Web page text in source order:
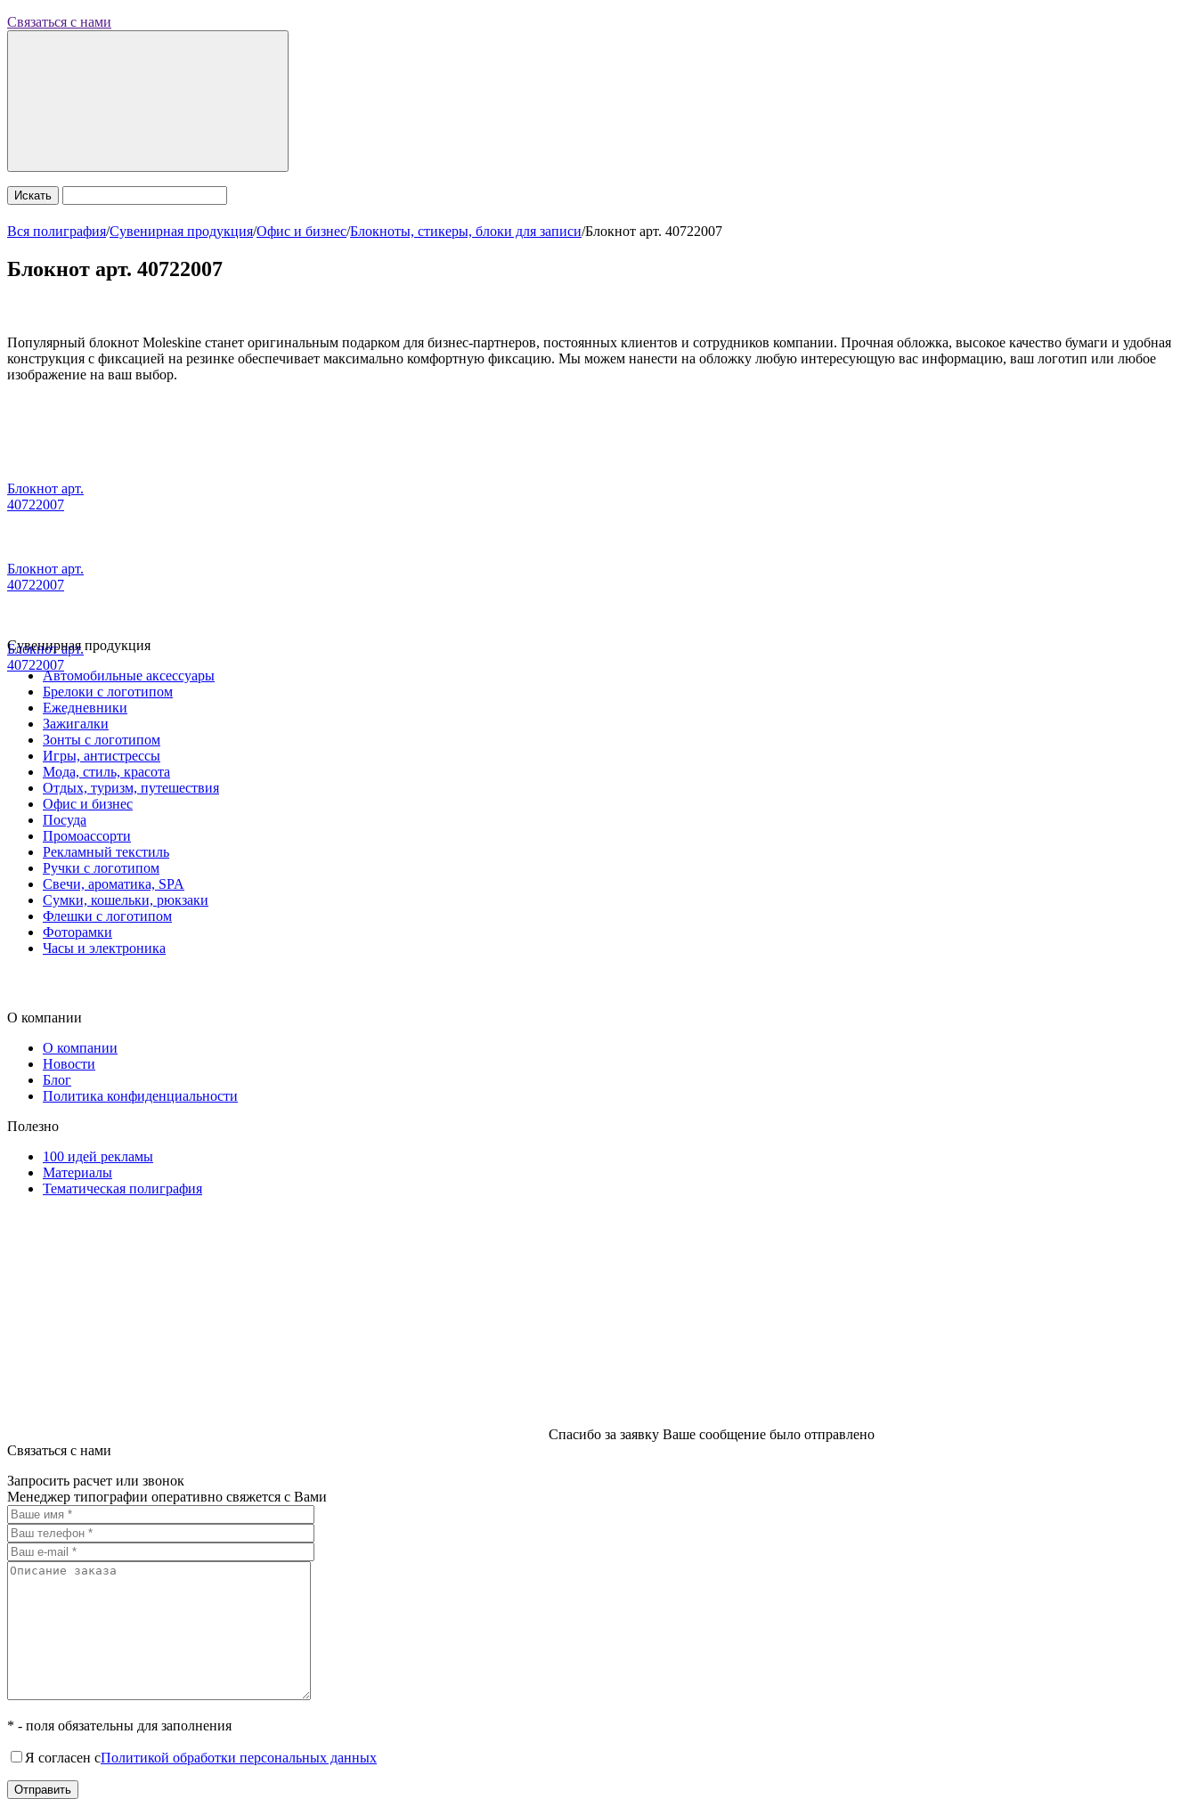
Связаться с нами
Искать
Вся полиграфия/Сувенирная продукция/Офис и бизнес/Блокноты, стикеры, блоки для записи/Блокнот арт. 40722007
Блокнот арт. 40722007
Популярный блокнот Moleskine станет оригинальным подарком для бизнес-партнеров, постоянных клиентов и сотрудников компании. Прочная обложка, высокое качество бумаги и удобная
конструкция с фиксацией на резинке обеспечивает максимально комфортную фиксацию. Мы можем нанести на обложку любую интересующую вас информацию, ваш логотип или любое
изображение на ваш выбор.
Блокнот арт.
40722007
Блокнот арт.
40722007
Блокнот арт.
40722007
Сувенирная продукция
Автомобильные аксессуары
Брелоки с логотипом
Ежедневники
Зажигалки
Зонты с логотипом
Игры, антистрессы
Мода, стиль, красота
Отдых, туризм, путешествия
Офис и бизнес
Посуда
Промоассорти
Рекламный текстиль
Ручки с логотипом
Свечи, ароматика, SPA
Сумки, кошельки, рюкзаки
Флешки с логотипом
Фоторамки
Часы и электроника
О компании
О компании
Новости
Блог
Политика конфиденциальности
Полезно
100 идей рекламы
Материалы
Тематическая полиграфия
Спасибо за заявку Ваше сообщение было отправлено
Связаться с нами
Запросить расчет или звонок
Менеджер типографии оперативно свяжется с Вами
* - поля обязательны для заполнения
Я согласен сПолитикой обработки персональных данных